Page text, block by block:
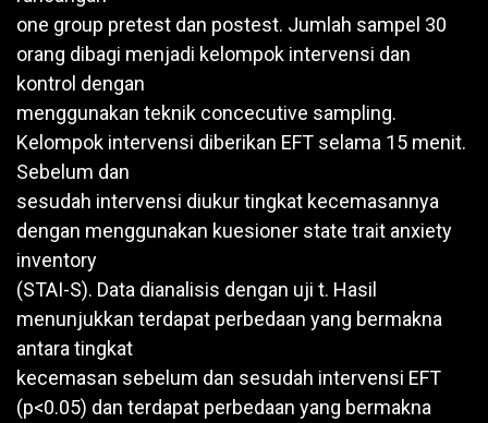
one group pretest dan postest. Jumlah sampel 30
orang dibagi menjadi kelompok intervensi dan
kontrol dengan
menggunakan teknik concecutive sampling.
Kelompok intervensi diberikan EFT selama 15 menit.
Sebelum dan
sesudah intervensi diukur tingkat kecemasannya
dengan menggunakan kuesioner state trait anxiety
inventory
(STAI-S). Data dianalisis dengan uji t. Hasil
menunjukkan terdapat perbedaan yang bermakna
antara tingkat
kecemasan sebelum dan sesudah intervensi EFT
(p<0.05) dan terdapat perbedaan yang bermakna